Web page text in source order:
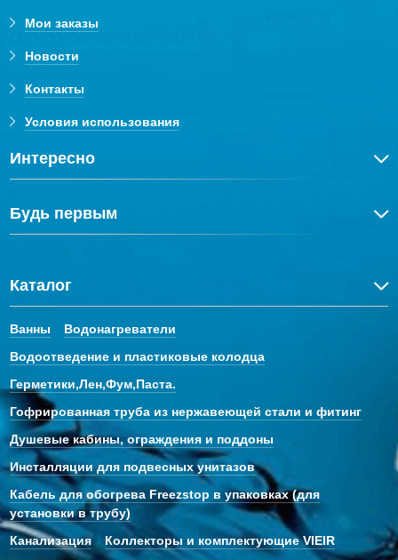
Мои заказы
Новости
Контакты
Условия использования
Интересно
Будь первым
Каталог
Ванны
Водонагреватели
Водоотведение и пластиковые колодца
Герметики,Лен,Фум,Паста.
Гофрированная труба из нержавеющей стали и фитинг
Душевые кабины, ограждения и поддоны
Инсталляции для подвесных унитазов
Кабель для обогрева Freezstop в упаковках (для
установки в трубу)
Канализация
Коллекторы и комплектующие VIEIR